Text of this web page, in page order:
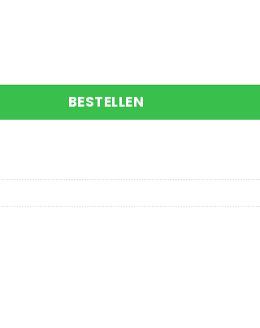
BESTELLEN